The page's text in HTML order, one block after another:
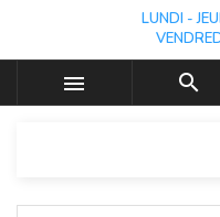
LUNDI -
 